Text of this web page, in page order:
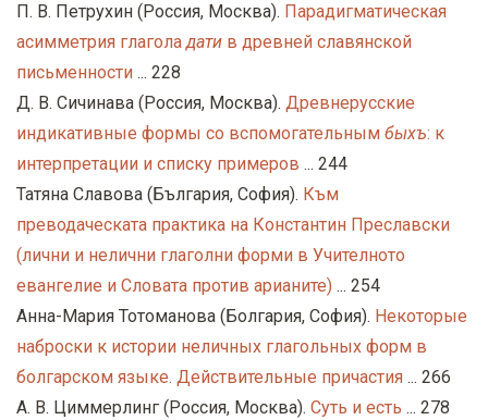
П. В. Петрухин (Россия, Москва). Парадигматическая
асимметрия глаголадати в древней славянской
письменности ... 228
Д. В. Сичинава (Россия, Москва). Древнерусские
индикативные формы со вспомогательным быхъ: к
интерпретации и списку примеров ... 244
Татяна Славова (България, София). Към
преводаческата практика на Константин Преславски
(лични и нелични глаголни форми в Учителното
евангелие и Словата против арианите) ... 254
Анна-Мария Тотоманова (Болгария, София). Некоторые
наброски к истории неличных глагольных форм в
болгарском языке. Действительные причастия ... 266
А. В. Циммерлинг (Россия, Москва). Суть и есть ... 278